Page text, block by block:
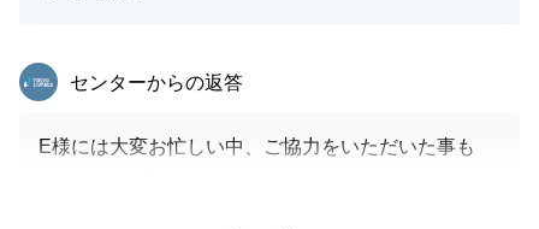
東急リバブル
センターからの返答
E様には大変お忙しい中、ご協力をいただいた事も